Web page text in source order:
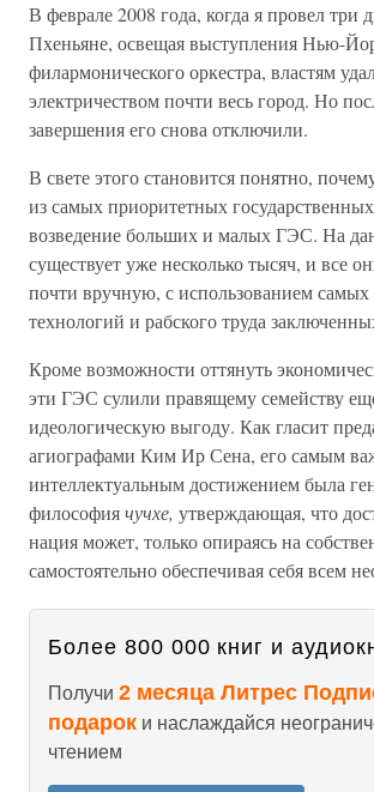
В феврале 2008 года, когда я провел три
Пхеньяне, освещая выступления Нью-
филармонического оркестра, властям
электричеством почти весь город. Но
завершения его снова отключили.
В свете этого становится понятно,
из самых приоритетных государственных
возведение больших и малых ГЭС. На
существует уже несколько тысяч, и все
почти вручную, с использованием
технологий и рабского труда
Кроме возможности оттянуть
эти ГЭС сулили правящему семейству
идеологическую выгоду. Как гласит
агиографами Ким Ир Сена, его самым
интеллектуальным достижением была
философиячучхе, утверждающая, что
нация может, только опираясь на
самостоятельно обеспечивая себя всем
Более 800 000 книг и
Получи 2 месяца Литрес
подарок и наслаждайся
чтением